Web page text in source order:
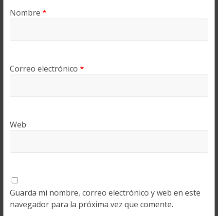
Nombre *
Correo electrónico *
Web
Guarda mi nombre, correo electrónico y web en este
navegador para la próxima vez que comente.